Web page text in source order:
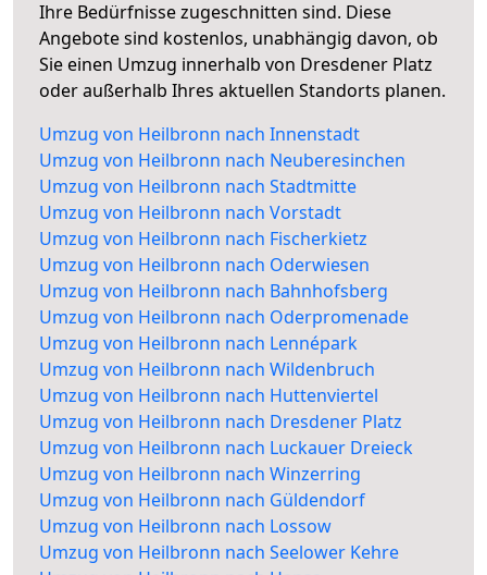
Ihre Bedürfnisse zugeschnitten sind. Diese
Angebote sind kostenlos, unabhängig davon, ob
Sie einen Umzug innerhalb von Dresdener Platz
oder außerhalb Ihres aktuellen Standorts planen.
Umzug von Heilbronn nach Innenstadt
Umzug von Heilbronn nach Neuberesinchen
Umzug von Heilbronn nach Stadtmitte
Umzug von Heilbronn nach Vorstadt
Umzug von Heilbronn nach Fischerkietz
Umzug von Heilbronn nach Oderwiesen
Umzug von Heilbronn nach Bahnhofsberg
Umzug von Heilbronn nach Oderpromenade
Umzug von Heilbronn nach Lennépark
Umzug von Heilbronn nach Wildenbruch
Umzug von Heilbronn nach Huttenviertel
Umzug von Heilbronn nach Dresdener Platz
Umzug von Heilbronn nach Luckauer Dreieck
Umzug von Heilbronn nach Winzerring
Umzug von Heilbronn nach Güldendorf
Umzug von Heilbronn nach Lossow
Umzug von Heilbronn nach Seelower Kehre